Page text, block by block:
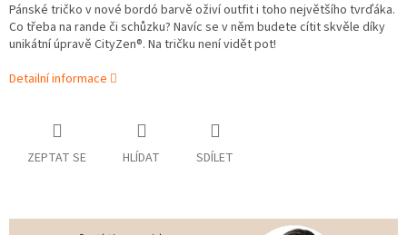
Pánské tričko v nové bordó barvě oživí outfit i toho největšího tvrďáka.
Co třeba na rande či schůzku? Navíc se v něm budete cítit skvěle díky
unikátní úpravě CityZen®. Na tričku není vidět pot!
Detailní informace
ZEPTAT SE HLÍDAT SDÍLET